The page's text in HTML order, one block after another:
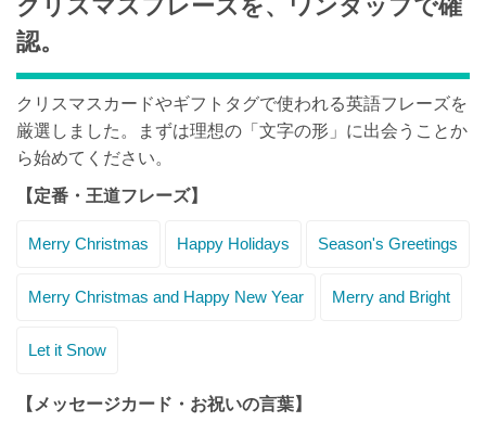
クリスマスフレーズを、ワンタップで確
認。
クリスマスカードやギフトタグで使われる英語フレーズを
厳選しました。まずは理想の「文字の形」に出会うことか
ら始めてください。
【定番・王道フレーズ】
Merry Christmas Happy Holidays Season's Greetings
Merry Christmas and Happy New Year Merry and Bright
Let it Snow
【メッセージカード・お祝いの言葉】